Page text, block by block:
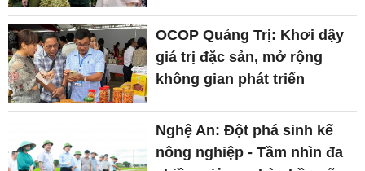
OCOP Quảng Trị: Khơi dậy
giá trị đặc sản, mở rộng
không gian phát triển
Nghệ An: Đột phá sinh kế
nông nghiệp - Tầm nhìn đa